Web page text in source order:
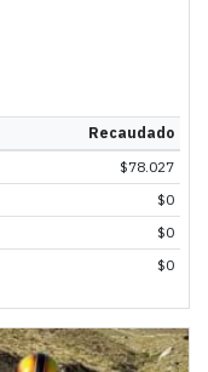
Recaudado
$78.027
$0
$0
$0